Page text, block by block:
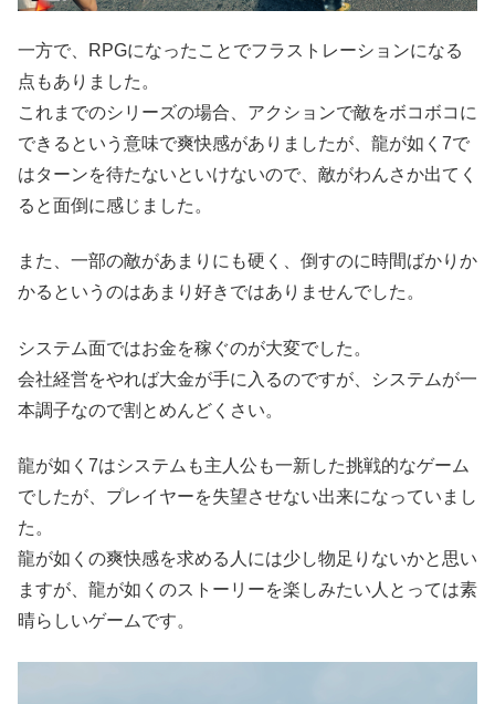
一方で、RPGになったことでフラストレーションになる
点もありました。
これまでのシリーズの場合、アクションで敵をボコボコに
できるという意味で爽快感がありましたが、龍が如く7で
はターンを待たないといけないので、敵がわんさか出てく
ると面倒に感じました。
また、一部の敵があまりにも硬く、倒すのに時間ばかりか
かるというのはあまり好きではありませんでした。
システム面ではお金を稼ぐのが大変でした。
会社経営をやれば大金が手に入るのですが、システムが一
本調子なので割とめんどくさい。
龍が如く7はシステムも主人公も一新した挑戦的なゲーム
でしたが、プレイヤーを失望させない出来になっていまし
た。
龍が如くの爽快感を求める人には少し物足りないかと思い
ますが、龍が如くのストーリーを楽しみたい人とっては素
晴らしいゲームです。